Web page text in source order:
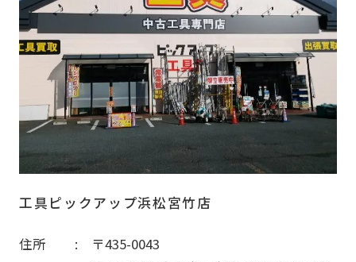
工具ピックアップ浜松宮竹店
住所
〒435-0043